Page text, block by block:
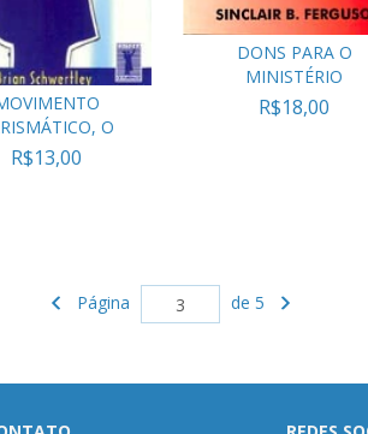
O
R$13,00
DONS PARA O
MINISTÉRIO
R$18,00
Página de 5